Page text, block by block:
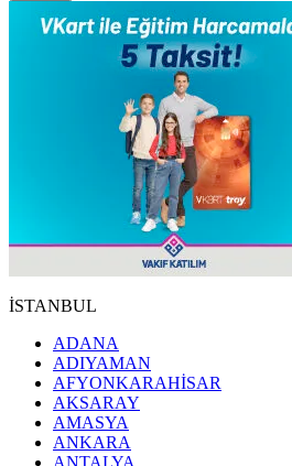
İSTANBUL
ADANA
ADIYAMAN
AFYONKARAHİSAR
AKSARAY
AMASYA
ANKARA
ANTALYA